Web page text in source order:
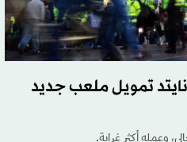
تمويل ملعب جديد
وعمله أكثر غرابة.